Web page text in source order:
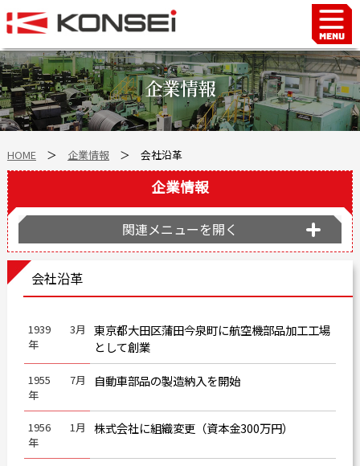
企業情報
HOME＞ 企業情報＞ 会社沿革
企業情報
関連メニューを開く
会社沿革
1939
年
3月
東京都大田区蒲田今泉町に航空機部品加工工場
として創業
1955
年
7月 自動車部品の製造納入を開始
1956
年
1月 株式会社に組織変更（資本金300万円）
Home
ハンド＆チャックロボット周辺機器
FAシステム
スマートファクトリーLabo
自動車部品
会社沿革
事業所案内
海外拠点
ショールーム
個人情報の取り扱い
カタログダウンロード
よくある質問
採用情報